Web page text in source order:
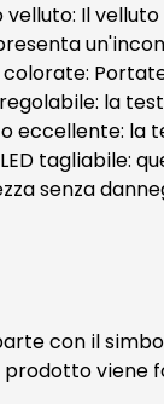
velluto: Il
colorate:
la
eccellente: la
tagliabile:
senza
con il
prodotto viene